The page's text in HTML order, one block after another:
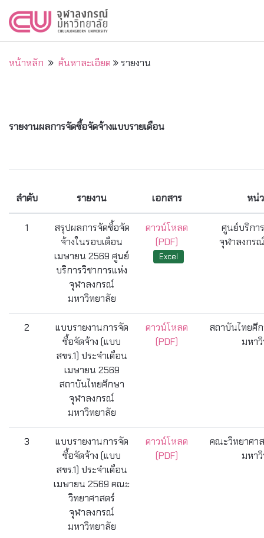
หน้าหลัก ค้นหาละเอียด รายงาน
รายงานผลการจัดซื้อจัดจ้างแบบรายเดือน
ลำดับ รายงาน เอกสาร หน่
1
สรุปผลการจัดซื้อจัด
จ้างในรอบเดือน
เมษายน 2569 ศูนย์
บริการวิชาการแห่ง
จุฬาลงกรณ์
มหาวิทยาลัย
ดาวน์โหลด
(PDF)
Excel
ศูนย์บริกา
จุฬาลงกร
2
แบบรายงานการจัด
ซื้อจัดจ้าง (แบบ
สขร.1) ประจำเดือน
เมษายน 2569
สถาบันไทยศึกษา
จุฬาลงกรณ์
มหาวิทยาลัย
ดาวน์โหลด
(PDF)
สถาบันไทยศึ
มหา
3
แบบรายงานการจัด
ซื้อจัดจ้าง (แบบ
สขร.1) ประจำเดือน
เมษายน 2569 คณะ
วิทยาศาสตร์
จุฬาลงกรณ์
มหาวิทยาลัย
ดาวน์โหลด
(PDF)
คณะวิทยาศา
มหา